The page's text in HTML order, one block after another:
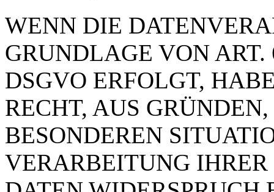
WENN DIE
GRUNDLAGE VON
DSGVO ERFOLGT,
RECHT, AUS
BESONDEREN
VERARBEITUNG IHRER